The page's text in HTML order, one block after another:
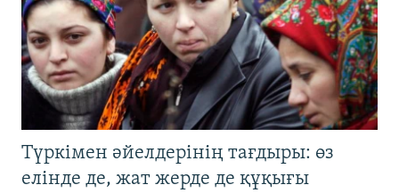
Түркімен әйелдерінің тағдыры: өз
елінде де, жат жерде де құқығы